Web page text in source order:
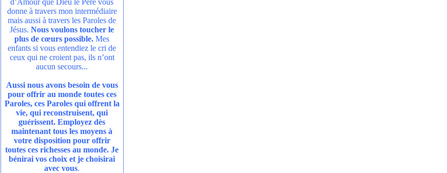
d’Amour que Dieu le Père vous
donne à travers mon intermédiaire
mais aussi à travers les Paroles de
Jésus.Nous voulons toucher le
plus de cœurs possible. Mes
enfants si vous entendiez le cri de
ceux qui ne croient pas, ils n’ont
aucun secours...
Aussi nous avons besoin de vous
pour offrir au monde toutes ces
Paroles, ces Paroles qui offrent la
vie, qui reconstruisent, qui
guérissent. Employez dès
maintenant tous les moyens à
votre disposition pour offrir
toutes ces richesses au monde. Je
bénirai vos choix et je choisirai
avec vous.